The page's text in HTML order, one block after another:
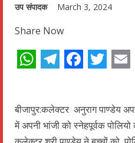
उप संपादक March 3, 2024
Share Now
बीजापुर:कलेक्टर अनुराग पाण्डेय
में अपनी भांजी को स्नेहपूर्वक